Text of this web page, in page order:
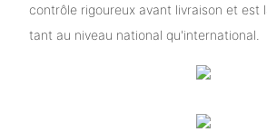
contrôle rigoureux avant livraison et est
tant au niveau national qu'international.